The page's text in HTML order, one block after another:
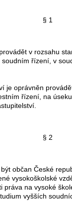
§ 1
v rozsahu
řízení, v
oprávněn
řízení, na
§ 2
České
vysokoškolské
na vysoké
vyšších